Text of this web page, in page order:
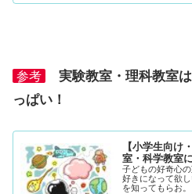
参考
実験教室・理科教室
っぱい！
【小学生向け
室・科学教室
子どもの好奇心
好きになって欲
を知ってもらお